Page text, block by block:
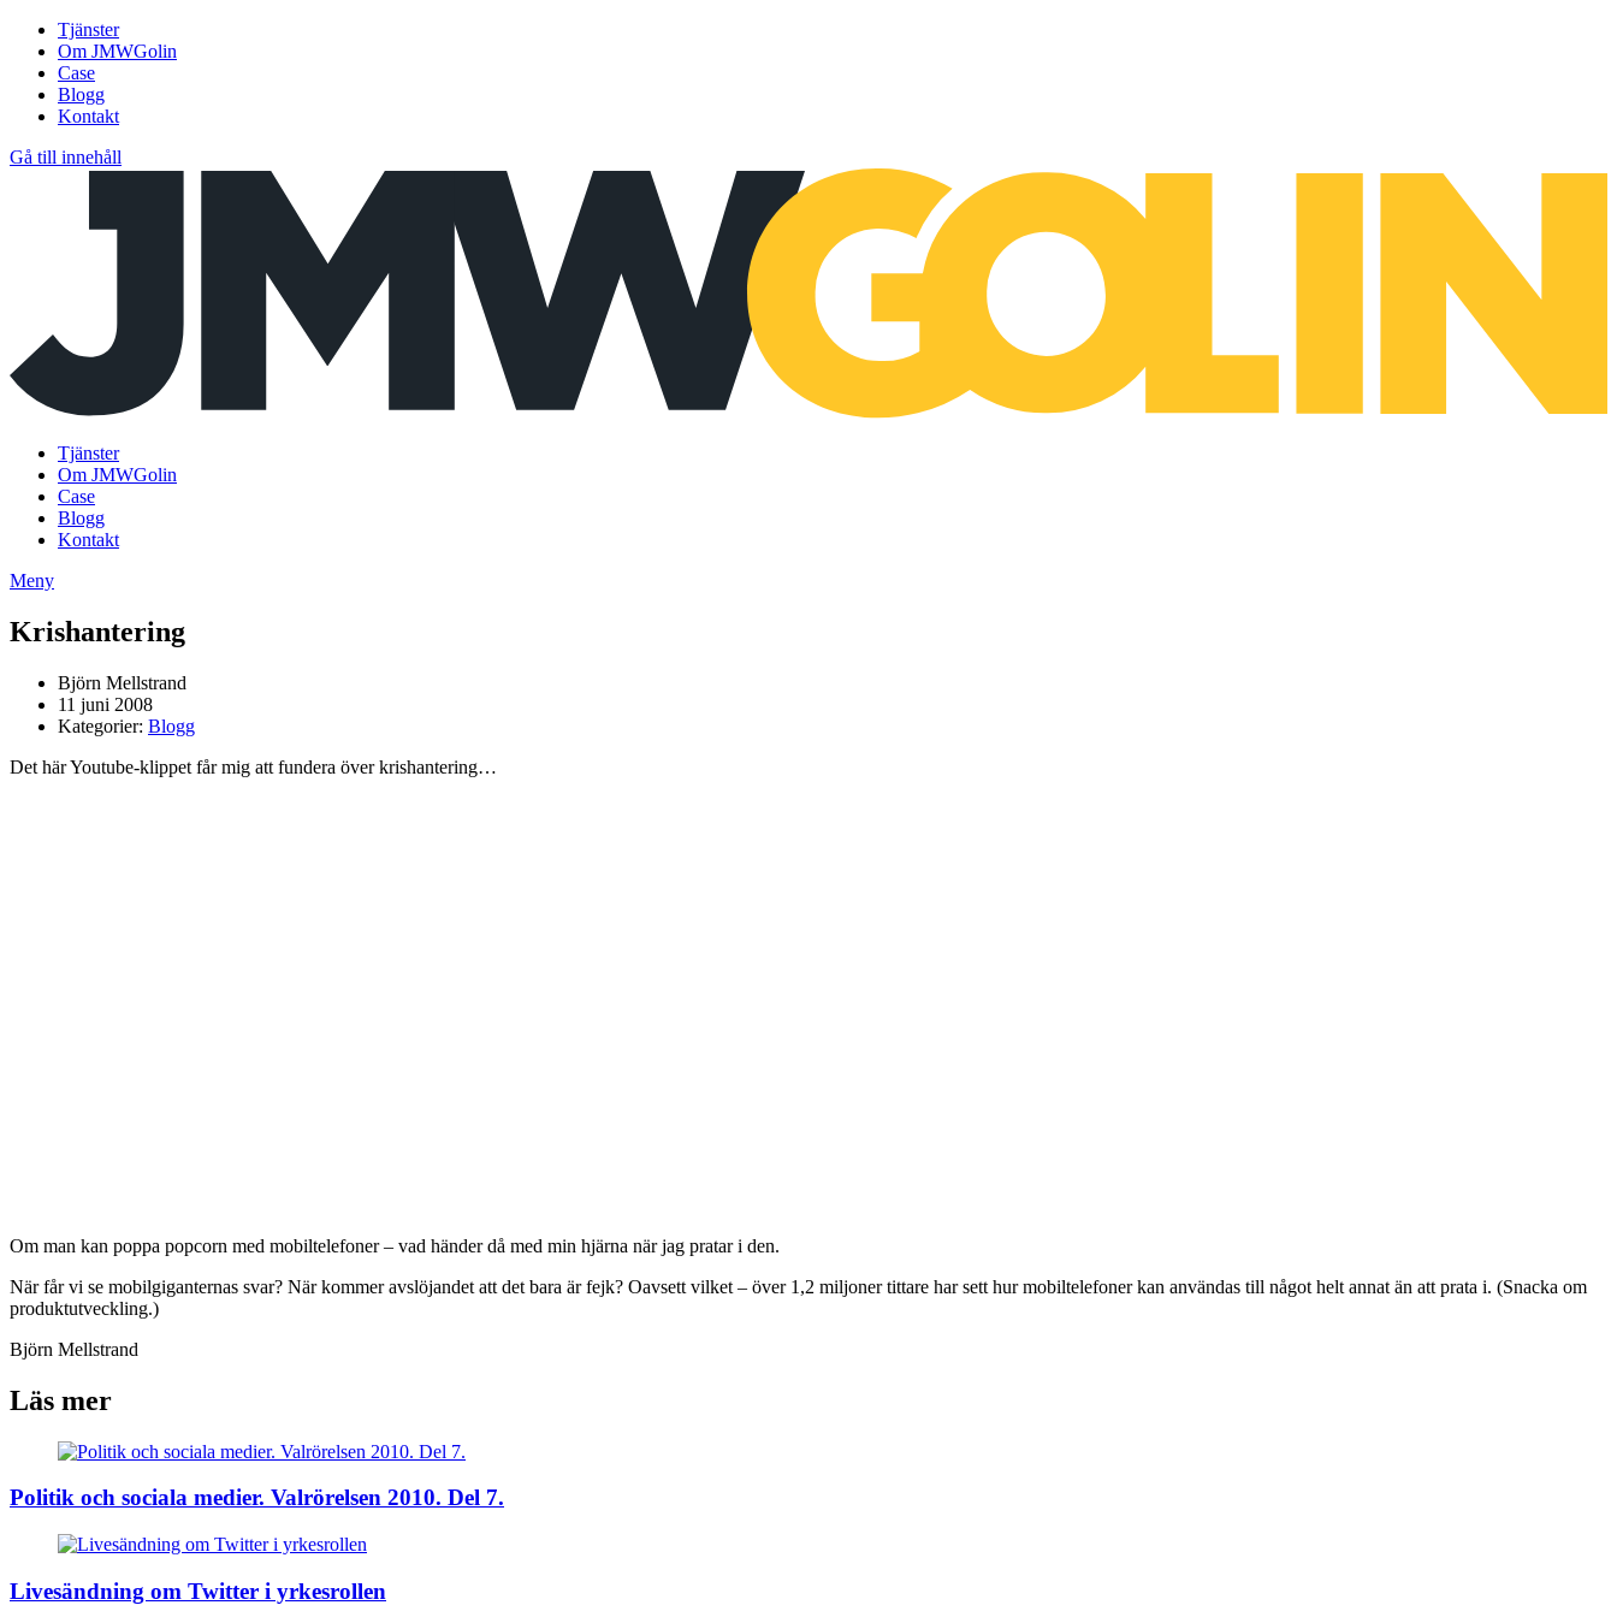
Tjänster
Om JMWGolin
Case
Blogg
Kontakt
Gå till innehåll
Tjänster
Om JMWGolin
Case
Blogg
Kontakt
Meny
Krishantering
Björn Mellstrand
11 juni 2008
Kategorier: Blogg
Det här Youtube-klippet får mig att fundera över krishantering…
Om man kan poppa popcorn med mobiltelefoner – vad händer då med min hjärna när jag pratar i den.
När får vi se mobilgiganternas svar? När kommer avslöjandet att det bara är fejk? Oavsett vilket – över 1,2 miljoner tittare har sett hur mobiltelefoner kan användas till något helt annat än att prata i. (Snacka om
produktutveckling.)
Björn Mellstrand
Läs mer
Politik och sociala medier. Valrörelsen 2010. Del 7.
Livesändning om Twitter i yrkesrollen